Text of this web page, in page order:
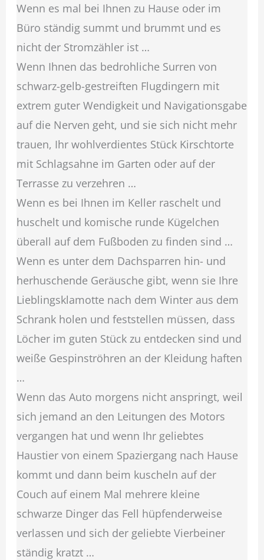
Wenn es mal bei Ihnen zu Hause oder im
Büro ständig summt und brummt und es
nicht der Stromzähler ist …
Wenn Ihnen das bedrohliche Surren von
schwarz-gelb-gestreiften Flugdingern mit
extrem guter Wendigkeit und Navigationsgabe
auf die Nerven geht, und sie sich nicht mehr
trauen, Ihr wohlverdientes Stück Kirschtorte
mit Schlagsahne im Garten oder auf der
Terrasse zu verzehren …
Wenn es bei Ihnen im Keller raschelt und
huschelt und komische runde Kügelchen
überall auf dem Fußboden zu finden sind …
Wenn es unter dem Dachsparren hin- und
herhuschende Geräusche gibt, wenn sie Ihre
Lieblingsklamotte nach dem Winter aus dem
Schrank holen und feststellen müssen, dass
Löcher im guten Stück zu entdecken sind und
weiße Gespinströhren an der Kleidung haften
…
Wenn das Auto morgens nicht anspringt, weil
sich jemand an den Leitungen des Motors
vergangen hat und wenn Ihr geliebtes
Haustier von einem Spaziergang nach Hause
kommt und dann beim kuscheln auf der
Couch auf einem Mal mehrere kleine
schwarze Dinger das Fell hüpfenderweise
verlassen und sich der geliebte Vierbeiner
ständig kratzt …